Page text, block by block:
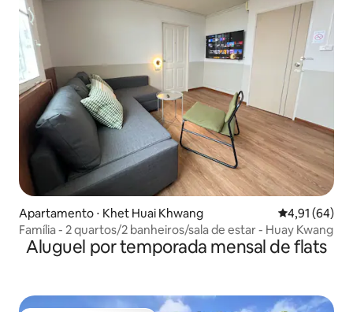
Apartamento ⋅ Khet Huai Khwang 4,91 de uma
4,91 (64)
Família - 2 quartos/2 banheiros/sala de estar - Huay Kwang
Aluguel por temporada mensal de flats